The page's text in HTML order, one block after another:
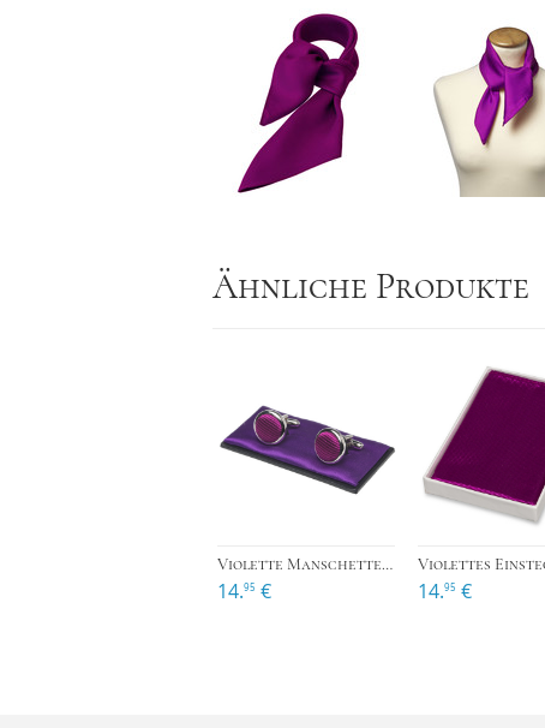
Ähnliche Produkte
›
Violette Manschettenknöpfe
14.95 € 14.95 €